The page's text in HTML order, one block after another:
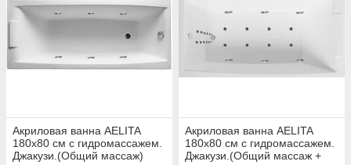
Доставка только по городу Нур - Султан (
Астана). В другие районы и города условия
доставки обсуждаются отдельно с менеджером.
Ванна поставляется в собранном виде и не требует
сборки и сложного монтажа. Достаточно подвести
желании.
Акриловая ванна AELITA
180х80 см с гидромассажем.
Джакузи.(Общий массаж)
Акриловая ванна AELITA
180х80 см с гидромассажем.
Джакузи.(Общий массаж +